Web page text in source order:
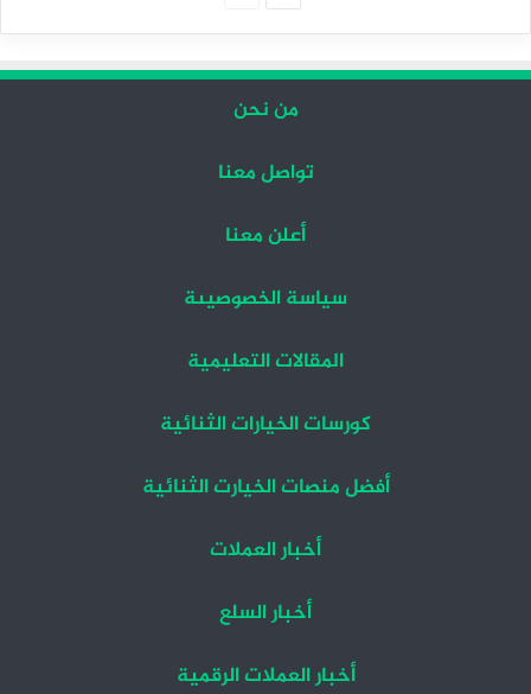
من نحن
تواصل معنا
أعلن معنا
سياسة الخصوصيىة
المقالات التعليمية
كورسات الخيارات الثنائية
أفضل منصات الخيارت الثنائية
أخبار العملات
أخبار السلع
أخبار العملات الرقمية